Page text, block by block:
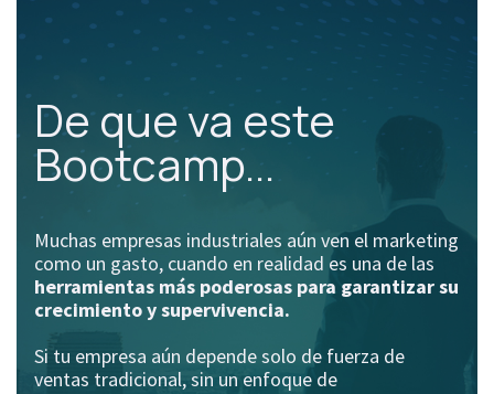
De que va este
Bootcamp...
Muchas empresas industriales aún ven el marketing
como un gasto, cuando en realidad es una de las
herramientas más poderosas para garantizar su
crecimiento y supervivencia.
Si tu empresa aún depende solo de fuerza de
ventas tradicional, sin un enfoque de